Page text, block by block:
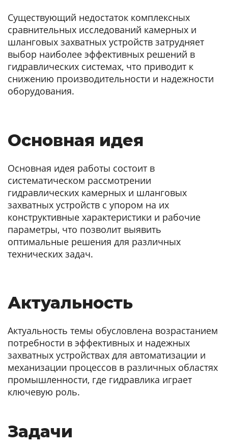
Существующий недостаток комплексных
сравнительных исследований камерных и
шланговых захватных устройств затрудняет
выбор наиболее эффективных решений в
гидравлических системах, что приводит к
снижению производительности и надежности
оборудования.
Основная идея
Основная идея работы состоит в
систематическом рассмотрении
гидравлических камерных и шланговых
захватных устройств с упором на их
конструктивные характеристики и рабочие
параметры, что позволит выявить
оптимальные решения для различных
технических задач.
Актуальность
Актуальность темы обусловлена возрастанием
потребности в эффективных и надежных
захватных устройствах для автоматизации и
механизации процессов в различных областях
промышленности, где гидравлика играет
ключевую роль.
Задачи